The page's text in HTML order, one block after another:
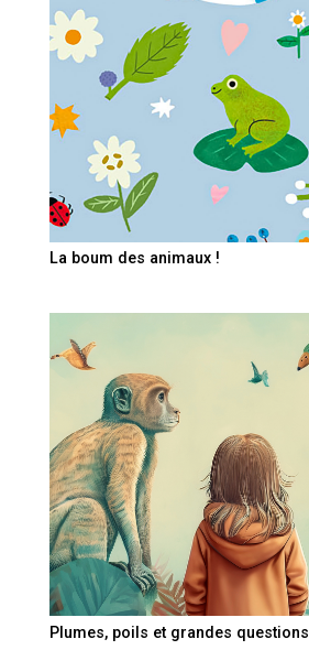
La boum des animaux !
Plumes, poils et grandes questions